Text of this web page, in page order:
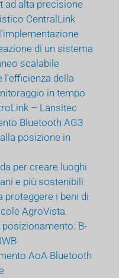
ad alta precisione
CentralLink
di un sistema
scalabile
l'efficienza della
in tempo
– Lansitec
Bluetooth AG3
posizione in
per creare luoghi
e più sostenibili
proteggere i beni di
AgroVista
B-
AoA Bluetooth